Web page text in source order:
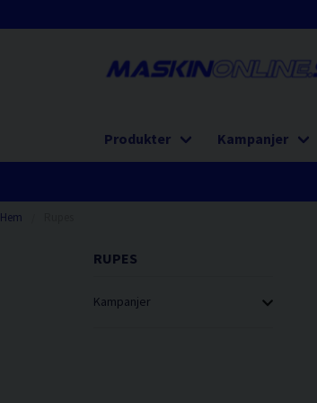
Produkter Kampanjer
Hem
RUPES
Kampanjer